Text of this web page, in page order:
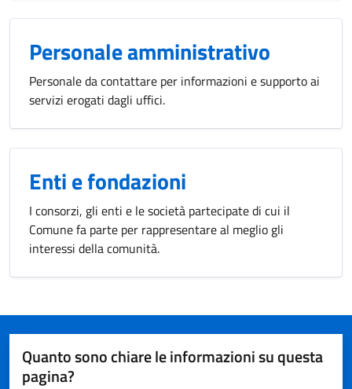
Personale amministrativo
Personale da contattare per informazioni e supporto ai
servizi erogati dagli uffici.
Enti e fondazioni
I consorzi, gli enti e le società partecipate di cui il
Comune fa parte per rappresentare al meglio gli
interessi della comunità.
Quanto sono chiare le informazioni su questa
pagina?